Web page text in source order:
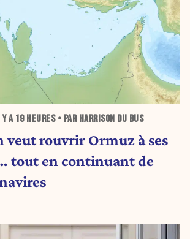
A19 HEURES• PAR HARRISON DU BUS
veut rouvrir Ormuz à ses
tout en continuant de